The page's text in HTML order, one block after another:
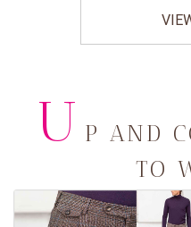
U P AND
TO